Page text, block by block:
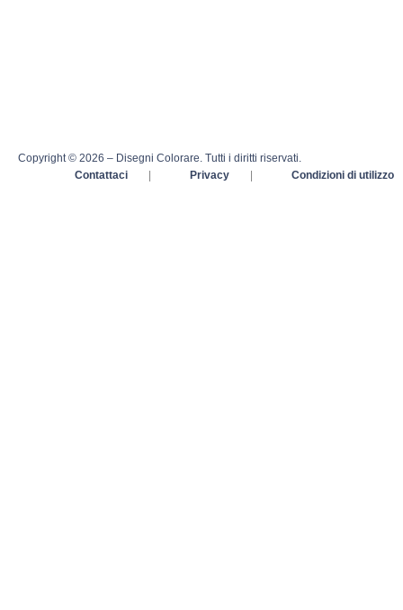
Copyright © 2026 – Disegni Colorare. Tutti i diritti riservati.
Contattaci
| Privacy | Condizioni di utilizzo